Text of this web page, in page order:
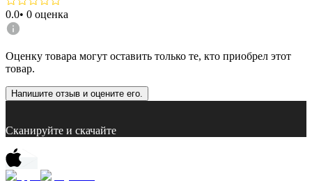
0.0• 0 оценка
Оценку товара могут оставить только те, кто приобрел этот
товар.
Напишите отзыв и оцените его.
Сканируйте и скачайте